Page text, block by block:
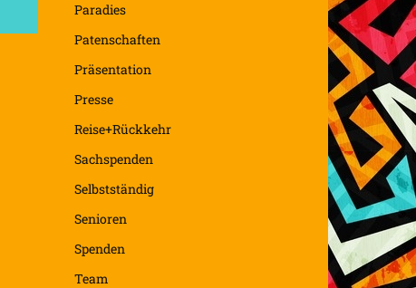
Paradies
Patenschaften
Präsentation
Presse
Reise+Rückkehr
Sachspenden
Selbstständig
Senioren
Spenden
Team